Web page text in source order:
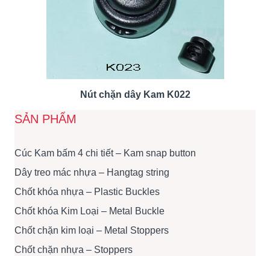
Nút chặn dây Kam K022
SẢN PHẨM
Cúc Kam bấm 4 chi tiết – Kam snap button
Dây treo mác nhựa – Hangtag string
Chốt khóa nhựa – Plastic Buckles
Chốt khóa Kim Loại – Metal Buckle
Chốt chặn kim loại – Metal Stoppers
Chốt chặn nhựa – Stoppers